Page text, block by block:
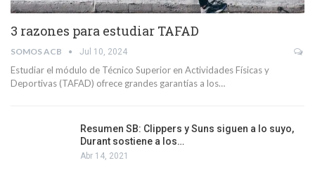
3 razones para estudiar TAFAD
SOMOS ACB Jul 10, 2024
Estudiar el módulo de Técnico Superior en Actividades Físicas y
Deportivas (TAFAD) ofrece grandes garantías a los…
Resumen SB: Clippers y Suns siguen a lo suyo,
Durant sostiene a los…
Abr 14, 2021